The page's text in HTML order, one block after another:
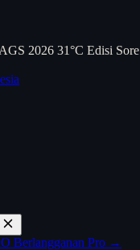
2026 31°C Edisi Sore
Berlangganan Pro →